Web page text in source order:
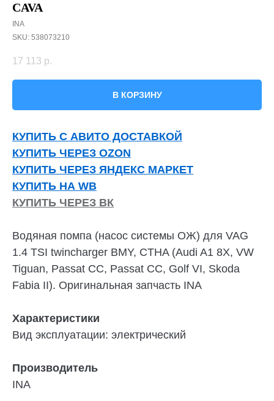
CAVA
INA
SKU: 538073210
17 113 р.
В КОРЗИНУ
КУПИТЬ С АВИТО ДОСТАВКОЙ
КУПИТЬ ЧЕРЕЗ OZON
КУПИТЬ ЧЕРЕЗ ЯНДЕКС МАРКЕТ
КУПИТЬ НА WB
КУПИТЬ ЧЕРЕЗ ВК
Водяная помпа (насос системы ОЖ) для VAG
1.4 TSI twincharger BMY, CTHA (Audi A1 8X, VW
Tiguan, Passat CC, Passat CC, Golf VI, Skoda
Fabia II). Оригинальная запчасть INA
Характеристики
Вид эксплуатации: электрический
Производитель
INA